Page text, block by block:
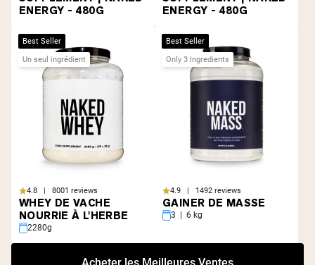
ENERGY - 480G
ENERGY - 480G
Best Seller
Un seul ingrédient
4.8 | 8001 reviews
WHEY DE VACHE
NOURRIE À L'HERBE
2280g
Best Seller
Only 3 Ingredients
4.9 | 1492 reviews
GAINER DE MASSE
3 | 6 kg